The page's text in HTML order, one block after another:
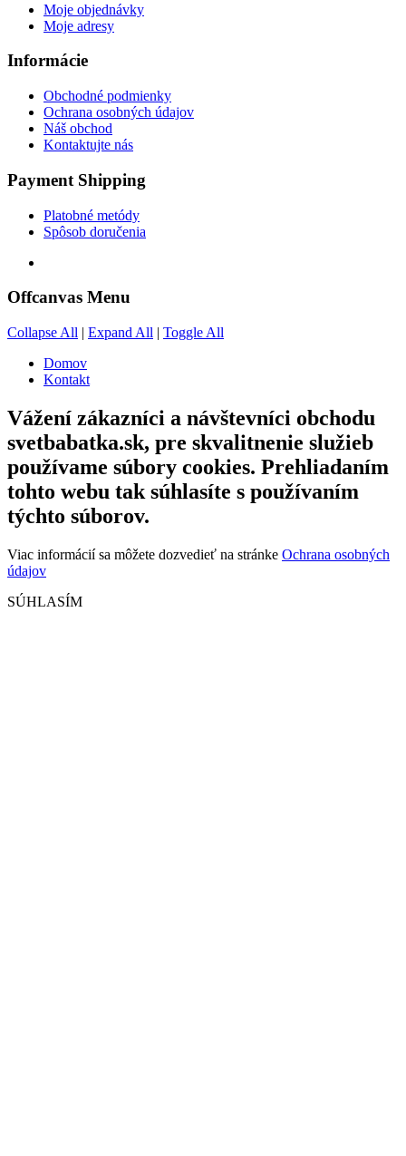
Moje objednávky
Moje adresy
Informácie
Obchodné podmienky
Ochrana osobných údajov
Náš obchod
Kontaktujte nás
Payment Shipping
Platobné metódy
Spôsob doručenia
Offcanvas Menu
Collapse All | Expand All | Toggle All
Domov
Kontakt
Vážení zákazníci a návštevníci obchodu
svetbabatka.sk, pre skvalitnenie služieb
používame súbory cookies. Prehliadaním
tohto webu tak súhlasíte s používaním
týchto súborov.
Viac informácií sa môžete dozvedieť na stránke Ochrana osobných
údajov
SÚHLASÍM